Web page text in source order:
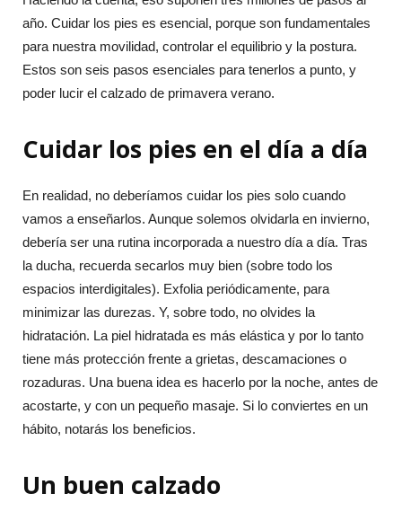
año. Cuidar los pies es esencial, porque son fundamentales
para nuestra movilidad, controlar el equilibrio y la postura.
Estos son seis pasos esenciales para tenerlos a punto, y
poder lucir el calzado de primavera verano.
Cuidar los pies en el día a día
En realidad, no deberíamos cuidar los pies solo cuando
vamos a enseñarlos. Aunque solemos olvidarla en invierno,
debería ser una rutina incorporada a nuestro día a día. Tras
la ducha, recuerda secarlos muy bien (sobre todo los
espacios interdigitales). Exfolia periódicamente, para
minimizar las durezas. Y, sobre todo, no olvides la
hidratación. La piel hidratada es más elástica y por lo tanto
tiene más protección frente a grietas, descamaciones o
rozaduras. Una buena idea es hacerlo por la noche, antes de
acostarte, y con un pequeño masaje. Si lo conviertes en un
hábito, notarás los beneficios.
Un buen calzado